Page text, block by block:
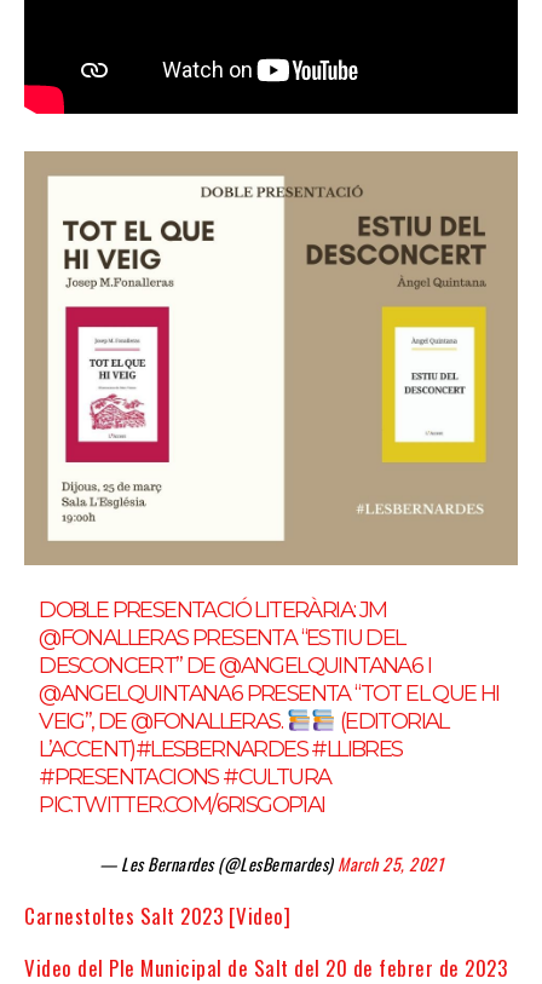
DOBLE PRESENTACIÓ LITERÀRIA: JM
@FONALLERASPRESENTA “ESTIU DEL
DESCONCERT” DE@ANGELQUINTANA6I
@ANGELQUINTANA6PRESENTA “TOT EL QUE HI
VEIG”, DE@FONALLERAS.
(EDITORIAL
L’ACCENT)#LESBERNARDES#LLIBRES
#PRESENTACIONS#CULTURA
PIC.TWITTER.COM/6RISGOP1AI
— Les Bernardes (@LesBernardes)March 25, 2021
Carnestoltes Salt 2023 [Video]
Video del Ple Municipal de Salt del 20 de febrer de 2023